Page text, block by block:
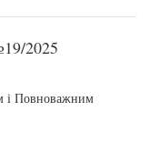
2025
і Повноважним